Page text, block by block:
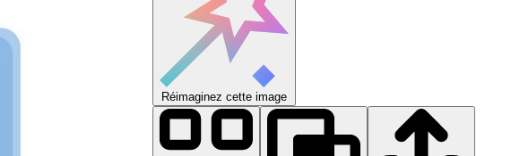
Réimaginez cette image